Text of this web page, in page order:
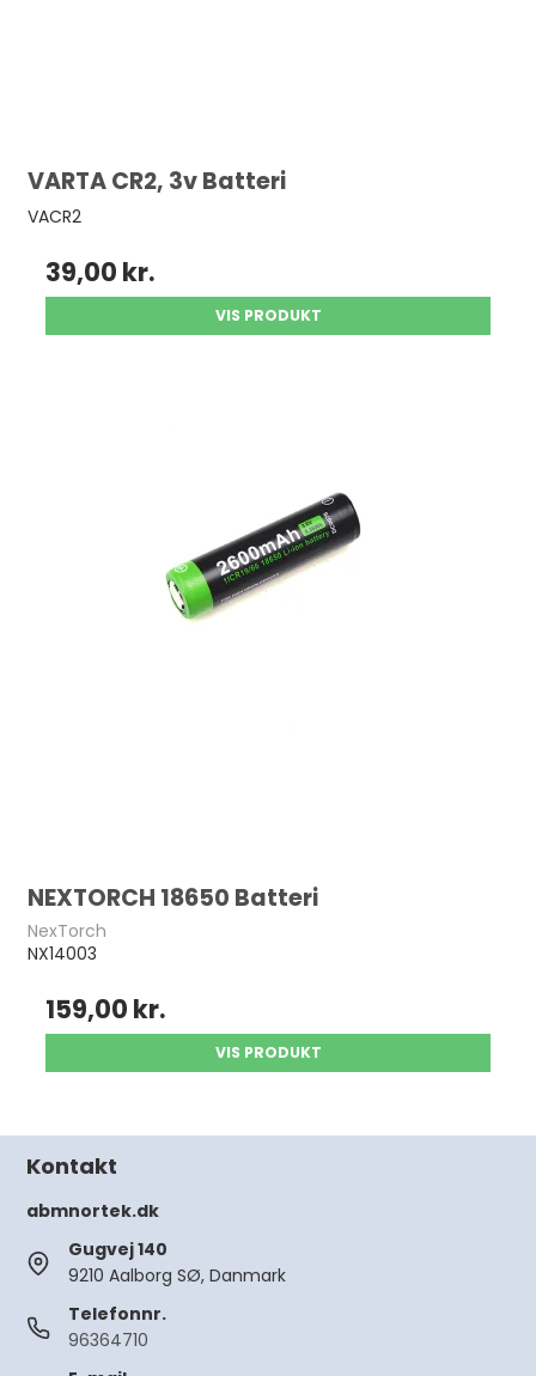
VARTA CR2, 3v Batteri
VACR2
39,00 kr.
VIS PRODUKT
NEXTORCH 18650 Batteri
NexTorch
NX14003
159,00 kr.
VIS PRODUKT
Kontakt
abmnortek.dk
Gugvej 140
9210 Aalborg SØ, Danmark
Telefonnr.
96364710